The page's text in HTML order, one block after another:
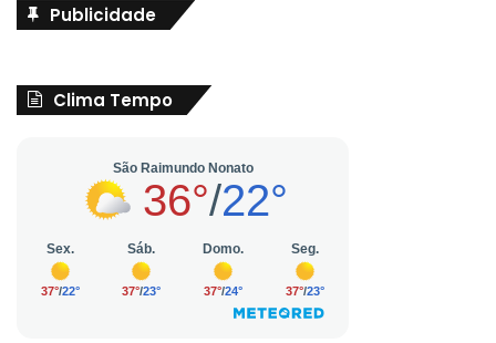
Publicidade
Clima Tempo